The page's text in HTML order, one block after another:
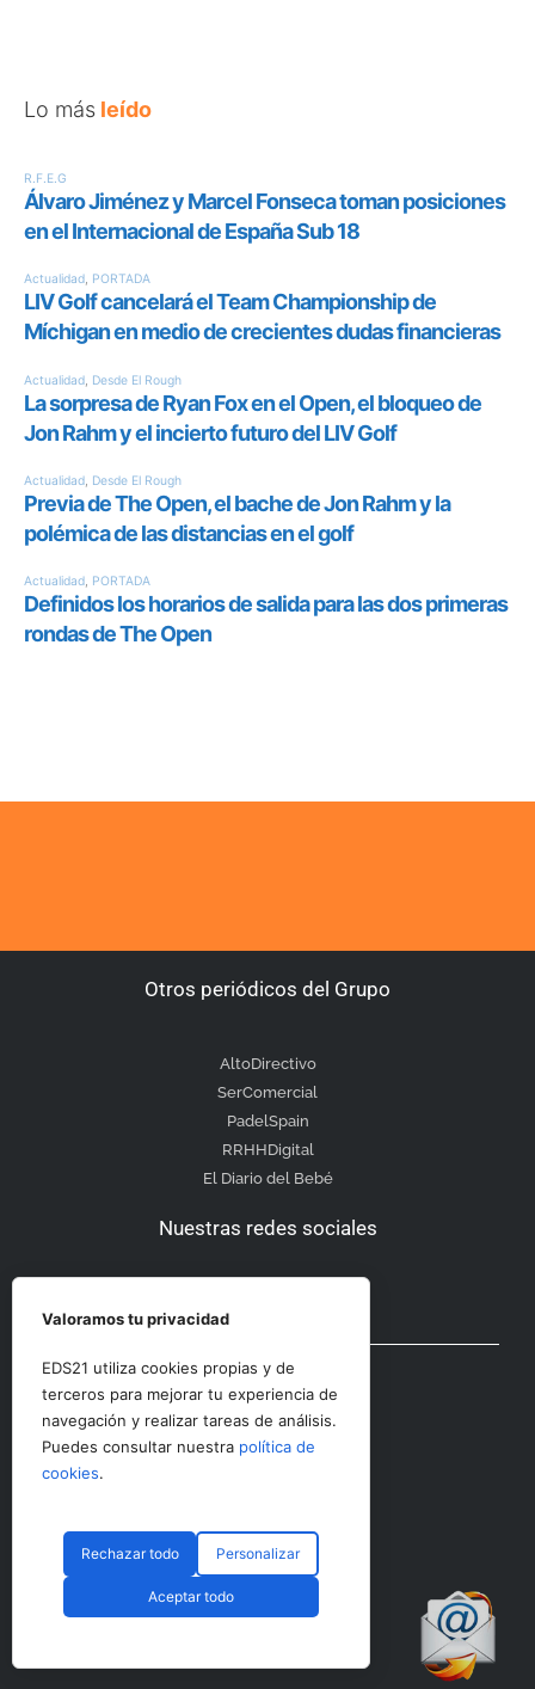
Lo más leído
Otros periódicos del Grupo
AltoDirectivo
SerComercial
PadelSpain
RRHHDigital
El Diario del Bebé
Nuestras redes sociales
Otras secciones
Contacto
© CopyRight 2023 RRHHDigital
Valoramos tu privacidad
EDS21 utiliza cookies propias y de
terceros para mejorar tu experiencia de
navegación y realizar tareas de análisis.
Puedes consultar nuestra política de
cookies.
Rechazar todo Personalizar
Aceptar todo